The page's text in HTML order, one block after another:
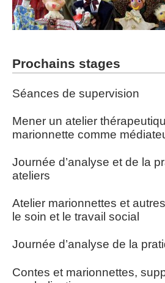
Prochains stages
Séances de supervision
Mener un atelier
marionnette comme
Journée d’analyse et de la
ateliers
Atelier marionnettes et
le soin et le travail social
Journée d’analyse de la
Contes et marionnettes,